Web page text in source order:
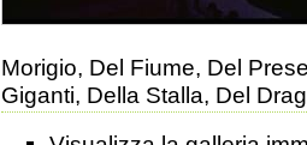
Morigio, Del Fiume, Del
Giganti, Della Stalla, Del